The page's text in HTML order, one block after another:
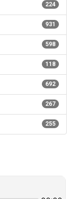
224
931
598
118
692
267
255